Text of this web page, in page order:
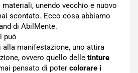
unendo vecchio e nuovo
scontato. Ecco cosa abbiamo
di AbilMente.
può
alla manifestazione, uno attira
ovvero quello delle tinture
pensato di poter colorare i